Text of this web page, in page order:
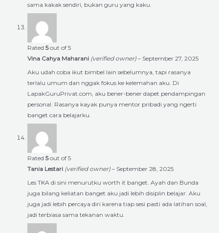
sama kakak sendiri, bukan guru yang kaku.
Rated 5out of 5
Vina Cahya Maharani (verified owner) – September 27, 2025
Aku udah coba ikut bimbel lain sebelumnya, tapi rasanya
terlalu umum dan nggak fokus ke kelemahan aku. Di
LapakGuruPrivat.com, aku bener-bener dapet pendampingan
personal. Rasanya kayak punya mentor pribadi yang ngerti
banget cara belajarku.
Rated 5out of 5
Tania Lestari (verified owner) – September 28, 2025
Les TKA di sini menurutku worth it banget. Ayah dan Bunda
juga bilang keliatan banget aku jadi lebih disiplin belajar. Aku
juga jadi lebih percaya diri karena tiap sesi pasti ada latihan soal,
jadi terbiasa sama tekanan waktu.